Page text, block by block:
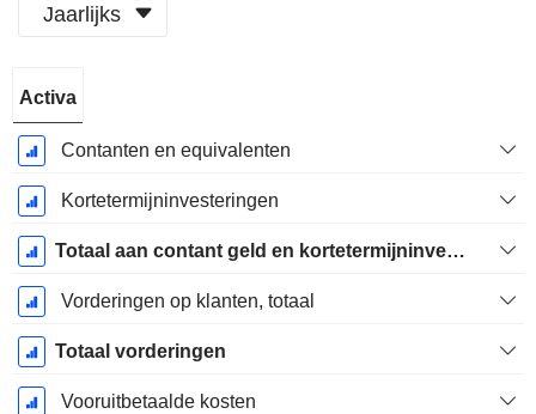
Jaarlijks
boekjaar:
Maart
Activa
Contanten en equivalenten
Kortetermijninvesteringen
Totaal aan contant geld en kortetermijninvesteringen
Vorderingen op klanten, totaal
Totaal vorderingen
Vooruitbetaalde kosten